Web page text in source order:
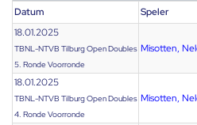
Datum Speler
18.01.2025
TBNL-NTVB Tilburg Open Doubles
5. Ronde Voorronde
Misotten,
18.01.2025
TBNL-NTVB Tilburg Open Doubles
4. Ronde Voorronde
Misotten,